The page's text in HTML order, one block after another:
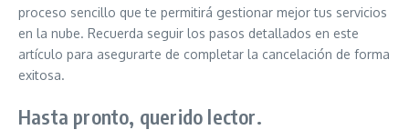
proceso sencillo que te permitirá gestionar mejor tus servicios
en la nube. Recuerda seguir los pasos detallados en este
artículo para asegurarte de completar la cancelación de forma
exitosa.
Hasta pronto, querido lector.